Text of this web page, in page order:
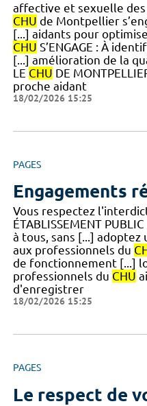
affective et sexuelle des
CHU de Montpellier
[...] aidants pour
CHU S’ENGAGE : À
[...] amélioration de la
LE CHU DE
proche aidant
18/02/2026 15:25
PAGES
Engagements
Vous respectez
ÉTABLISSEMENT
à tous, sans [...]
aux professionnels du
de fonctionnement [...]
professionnels du CHU
d'enregistrer
18/02/2026 15:25
PAGES
Le respect de